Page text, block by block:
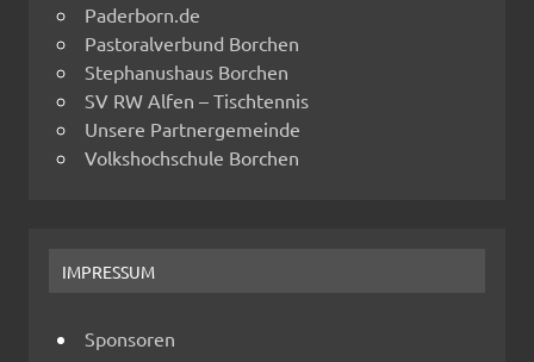
Paderborn.de
Pastoralverbund Borchen
Stephanushaus Borchen
SV RW Alfen – Tischtennis
Unsere Partnergemeinde
Volkshochschule Borchen
IMPRESSUM
Sponsoren